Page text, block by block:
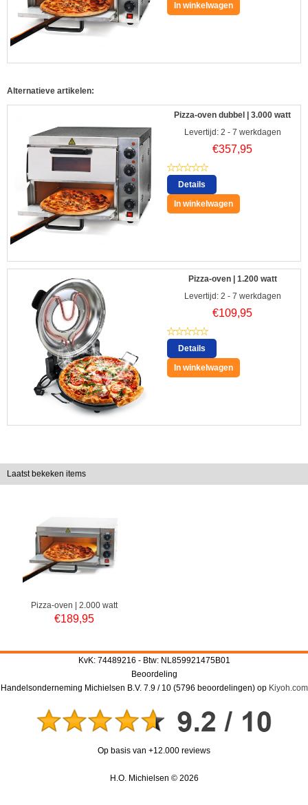
In winkelwagen
Alternatieve artikelen:
Pizza-oven dubbel | 3.000 watt
Levertijd: 2 - 7 werkdagen
€357,95
Details
In winkelwagen
Pizza-oven | 1.200 watt
Levertijd: 2 - 7 werkdagen
€109,95
Details
In winkelwagen
Laatst bekeken items
Pizza-oven | 2.000 watt
€189,95
KvK: 74489216 - Btw: NL859921475B01
Beoordeling
Handelsonderneming Michielsen B.V. 7.9/ 10(5796 beoordelingen) op Kiyoh.com
Op basis van +12.000 reviews
H.O. Michielsen © 2026